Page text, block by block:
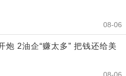
08-06
炮 2油企“赚太多” 把钱还给美